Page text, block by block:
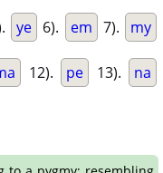
ye 6). em 7). my
12). pe 13). na